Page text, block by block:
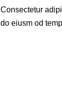
Consectetur
do eiusm od